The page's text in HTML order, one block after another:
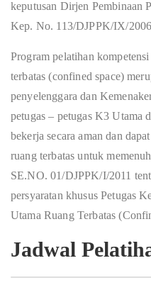
keputusan Dirjen Pembinaan
Kep. No. 113/DJPPK/IX/
Program pelatihan
terbatas (confined space)
penyelenggara dan
petugas – petugas K3 Utama
bekerja secara aman dan
ruang terbatas untuk
SE.NO. 01/DJPPK/I/2011
persyaratan khusus Petugas
Utama Ruang Terbatas
Jadwal